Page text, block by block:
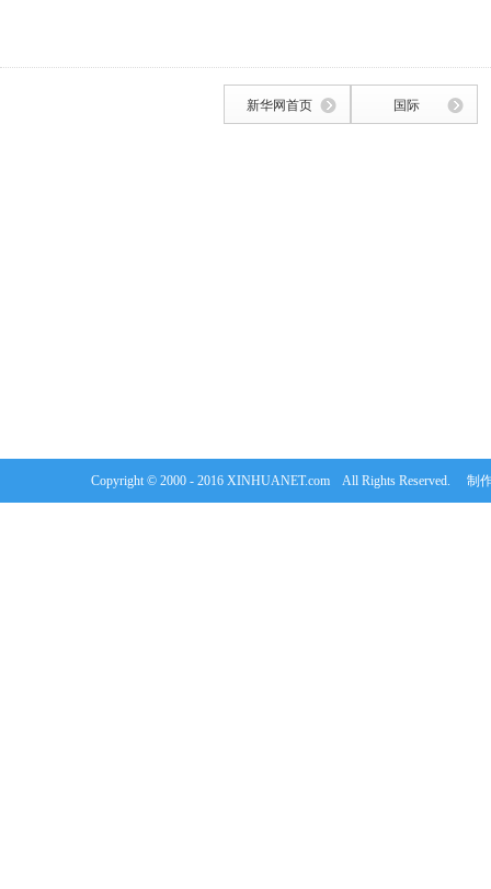
新华网首页 国际
Copyright © 2000 - 2016 XINHUANET.com All Rights Reserved. 制